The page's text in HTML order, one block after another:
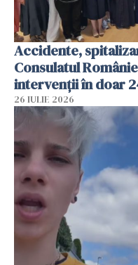
Accidente,
Consulatul
intervenții în doar
26 IULIE 2026